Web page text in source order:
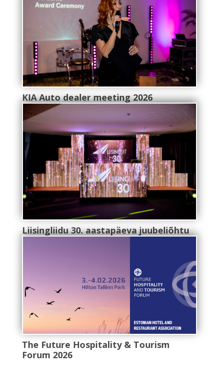
KIA Auto dealer meeting 2026
Liisingliidu 30. aastapäeva juubeliõhtu
The Future Hospitality & Tourism
Forum 2026